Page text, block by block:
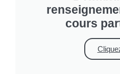
cours